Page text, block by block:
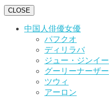
CLOSE
中国人俳優女優
パフクオ
ディリラバ
ジュー・ジンイー
グーリーナーザー
ツウィ
アーロン